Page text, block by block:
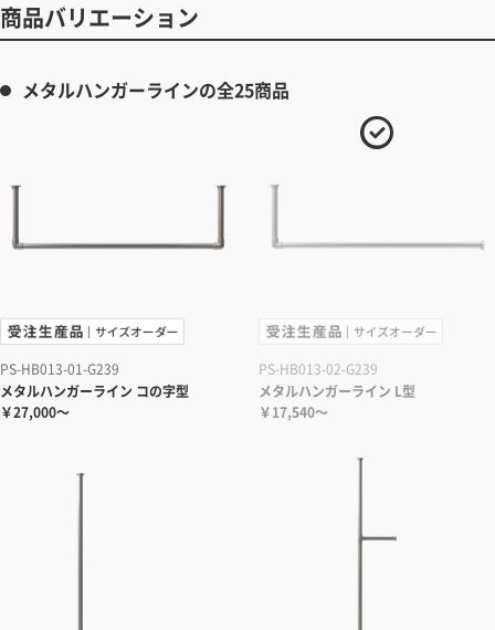
商品バリエーション
メタルハンガーラインの全25商品
PS-HB013-01-G239
メタルハンガーライン コの字型
￥27,000～
PS-HB013-02-G239
メタルハンガーライン L型
￥17,540～